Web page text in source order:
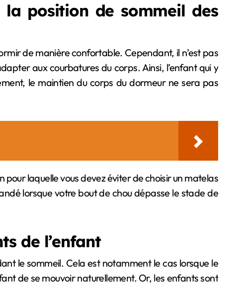
position de sommeil des
de manière confortable. Cependant, il n’est pas
aux courbatures du corps. Ainsi, l’enfant qui y
le maintien du corps du dormeur ne sera pas
pour laquelle vous devez éviter de choisir un matelas
lorsque votre bout de chou dépasse le stade de
de l’enfant
le sommeil. Cela est notamment le cas lorsque le
de se mouvoir naturellement. Or, les enfants sont